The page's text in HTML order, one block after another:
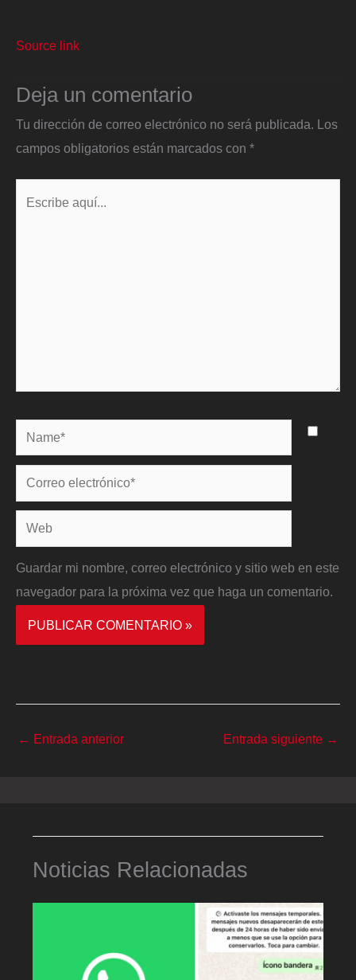
Source link
Deja un comentario
Tu dirección de correo electrónico no será publicada. Los
campos obligatorios están marcados con *
Name*
Correo
electrónico*
Web
Guardar mi nombre, correo electrónico y sitio web en este
navegador para la próxima vez que haga un comentario.
← Entrada anterior Entrada siguiente →
Noticias Relacionadas